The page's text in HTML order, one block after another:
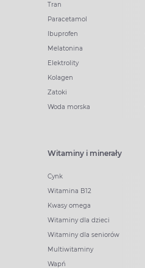
Tran
Paracetamol
Ibuprofen
Melatonina
Elektrolity
Kolagen
Zatoki
Woda morska
Witaminy i minerały
Cynk
Witamina B12
Kwasy omega
Witaminy dla dzieci
Witaminy dla seniorów
Multiwitaminy
Wapń